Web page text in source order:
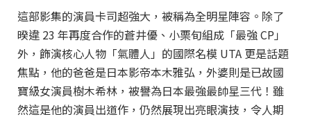
這部影集的演員卡司超強大，被稱為全明星陣容。除了
暌違 23 年再度合作的蒼井優、小栗旬組成「最強 CP」
外，飾演核心人物「氣體人」的國際名模 UTA 更是話題
焦點，他的爸爸是日本影帝本木雅弘，外婆則是已故國
寶級女演員樹木希林，被譽為日本最強最帥星三代！雖
然這是他的演員出道作，仍然展現出亮眼演技，令人期